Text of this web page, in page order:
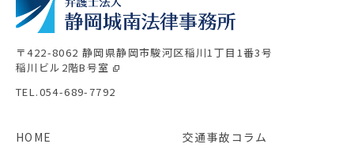
〒422-8062 静岡県静岡市駿河区稲川1丁目1番3号
稲川ビル2階B号室
TEL.054-689-7792
HOME 交通事故コラム